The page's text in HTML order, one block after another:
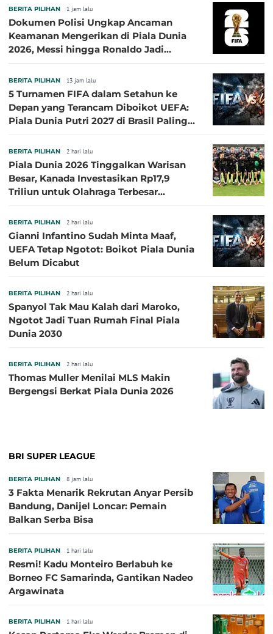
BERITA PILIHAN 1 jam lalu
Dokumen Polisi Ungkap Ancaman
Keamanan Mengerikan di Piala Dunia
2026, Messi hingga Ronaldo Jadi
BERITA PILIHAN 13 jam lalu
5 Turnamen FIFA dalam Setahun ke
Depan yang Terancam Diboikot UEFA:
Piala Dunia Putri 2027 di Brasil Paling
BERITA PILIHAN 2 hari lalu
Piala Dunia 2026 Tinggalkan Warisan
Besar, Kanada Investasikan Rp17,9
Triliun untuk Olahraga Terbesar
BERITA PILIHAN 2 hari lalu
Gianni Infantino Sudah Minta Maaf,
UEFA Tetap Ngotot: Boikot Piala Dunia
Belum Dicabut
BERITA PILIHAN 2 hari lalu
Spanyol Tak Mau Kalah dari Maroko,
Ngotot Jadi Tuan Rumah Final Piala
Dunia 2030
BERITA PILIHAN 2 hari lalu
Thomas Muller Menilai MLS Makin
Bergengsi Berkat Piala Dunia 2026
BRI SUPER LEAGUE
BERITA PILIHAN 8 jam lalu
3 Fakta Menarik Rekrutan Anyar Persib
Bandung, Danijel Loncar: Pemain
Balkan Serba Bisa
BERITA PILIHAN 1 hari lalu
Resmi! Kadu Monteiro Berlabuh ke
Borneo FC Samarinda, Gantikan Nadeo
Argawinata
BERITA PILIHAN 1 hari lalu